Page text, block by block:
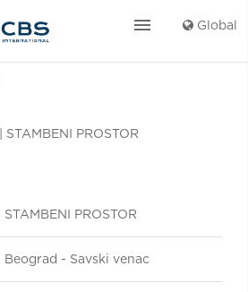
menu Global
PROSTOR
STAMBENI PROSTOR
Beograd - Savski venac